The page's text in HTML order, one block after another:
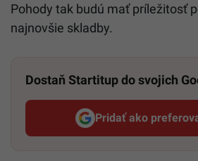
Pohody tak budú mať príležitosť
najnovšie skladby.
Dostaň Startitup do svojich
Pridať ako